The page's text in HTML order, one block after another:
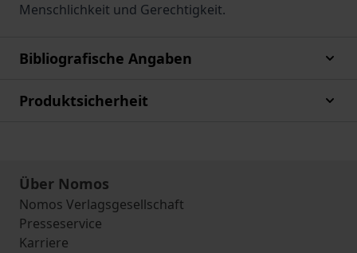
Menschlichkeit und Gerechtigkeit.
Bibliografische Angaben
Produktsicherheit
Über Nomos
Nomos Verlagsgesellschaft
Presseservice
Karriere